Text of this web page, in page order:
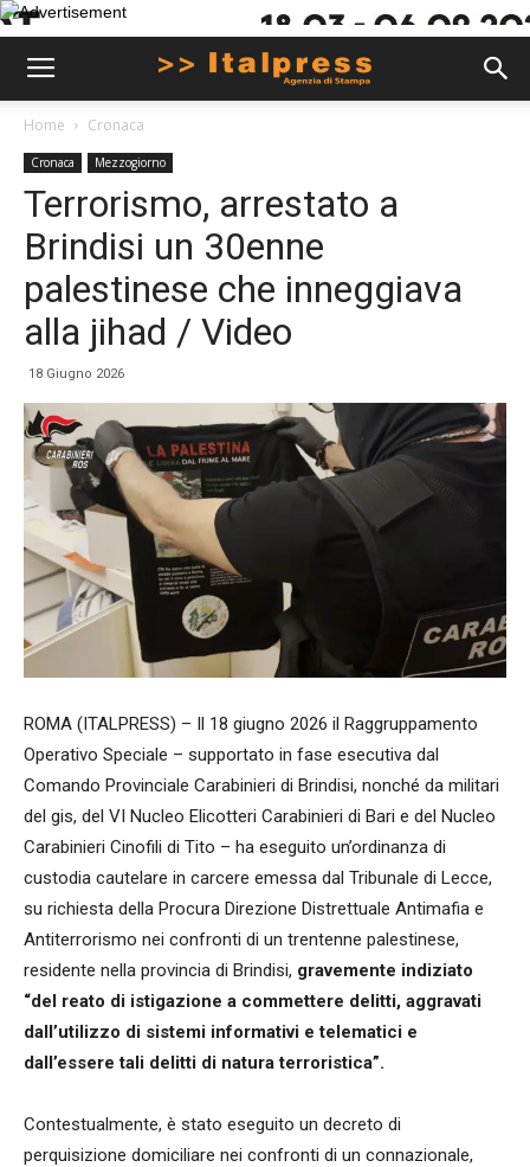
Home Cronaca
Cronaca Mezzogiorno
Terrorismo, arrestato a
Brindisi un 30enne
palestinese che inneggiava
alla jihad / Video
18 Giugno 2026
ROMA (ITALPRESS) – Il 18 giugno 2026 il Raggruppamento
Operativo Speciale – supportato in fase esecutiva dal
Comando Provinciale Carabinieri di Brindisi, nonché da militari
del gis, del VI Nucleo Elicotteri Carabinieri di Bari e del Nucleo
Carabinieri Cinofili di Tito – ha eseguito un’ordinanza di
custodia cautelare in carcere emessa dal Tribunale di Lecce,
su richiesta della Procura Direzione Distrettuale Antimafia e
Antiterrorismo nei confronti di un trentenne palestinese,
residente nella provincia di Brindisi, gravemente indiziato
“del reato di istigazione a commettere delitti, aggravati
dall’utilizzo di sistemi informativi e telematici e
dall’essere tali delitti di natura terroristica”.
Contestualmente, è stato eseguito un decreto di
perquisizione domiciliare nei confronti di un connazionale,